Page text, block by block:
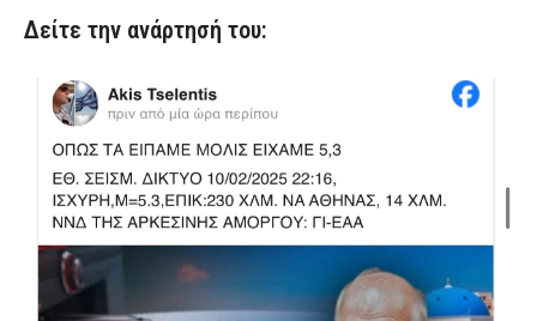
Δείτε την ανάρτησή του: